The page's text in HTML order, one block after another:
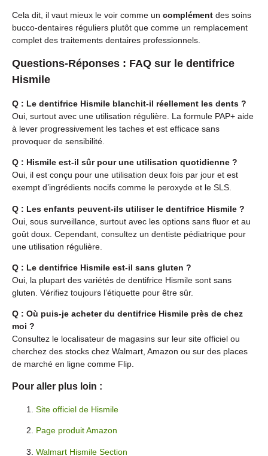
Cela dit, il vaut mieux le voir comme un complément des soins
bucco-dentaires réguliers plutôt que comme un remplacement
complet des traitements dentaires professionnels.
Questions-Réponses : FAQ sur le dentifrice
Hismile
Q : Le dentifrice Hismile blanchit-il réellement les dents ?
Oui, surtout avec une utilisation régulière. La formule PAP+ aide
à lever progressivement les taches et est efficace sans
provoquer de sensibilité.
Q : Hismile est-il sûr pour une utilisation quotidienne ?
Oui, il est conçu pour une utilisation deux fois par jour et est
exempt d’ingrédients nocifs comme le peroxyde et le SLS.
Q : Les enfants peuvent-ils utiliser le dentifrice Hismile ?
Oui, sous surveillance, surtout avec les options sans fluor et au
goût doux. Cependant, consultez un dentiste pédiatrique pour
une utilisation régulière.
Q : Le dentifrice Hismile est-il sans gluten ?
Oui, la plupart des variétés de dentifrice Hismile sont sans
gluten. Vérifiez toujours l’étiquette pour être sûr.
Q : Où puis-je acheter du dentifrice Hismile près de chez
moi ?
Consultez le localisateur de magasins sur leur site officiel ou
cherchez des stocks chez Walmart, Amazon ou sur des places
de marché en ligne comme Flip.
Pour aller plus loin :
Site officiel de Hismile
Page produit Amazon
Walmart Hismile Section